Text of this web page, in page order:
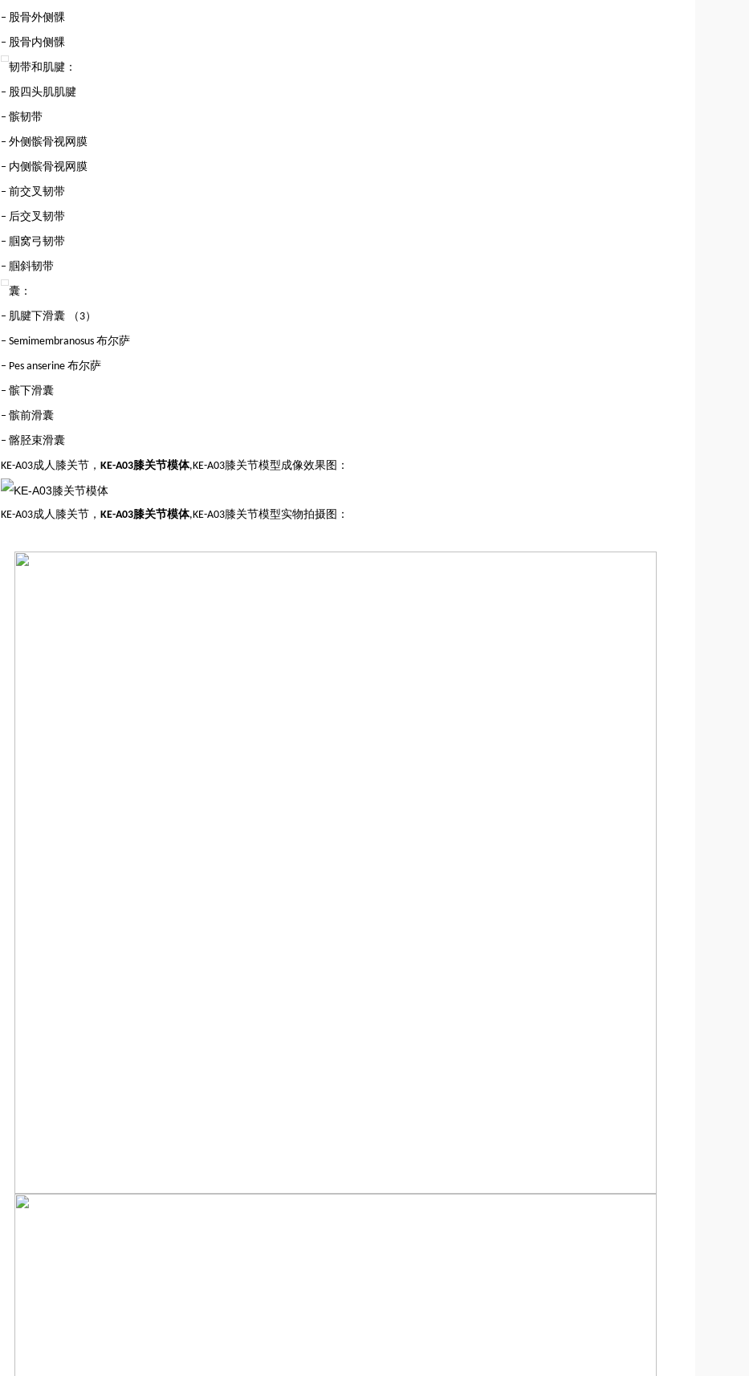
– 股骨外侧髁
– 股骨内侧髁
韧带和肌腱：
– 股四头肌肌腱
– 髌韧带
– 外侧髌骨视网膜
– 内侧髌骨视网膜
– 前交叉韧带
– 后交叉韧带
– 腘窝弓韧带
– 腘斜韧带
囊：
– 肌腱下滑囊 （ 3）
– Semimembranosus 布尔萨
– Pes anserine 布尔萨
– 髌下滑囊
– 髌前滑囊
– 髂胫束滑囊
KE-A03成人膝关节， KE-A03膝关节模体,KE-A03膝关节模型成像效果图：
KE-A03成人膝关节， KE-A03膝关节模体,KE-A03膝关节模型实物拍摄图：